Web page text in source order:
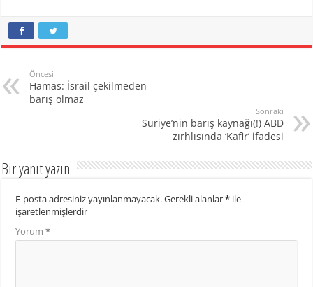
Öncesi
Hamas: İsrail çekilmeden
barış olmaz
Sonraki
Suriye’nin barış kaynağı(!) ABD
zırhlısında ‘Kafir’ ifadesi
Bir yanıt yazın
E-posta adresiniz yayınlanmayacak.Gerekli alanlar* ile
işaretlenmişlerdir
Yorum*